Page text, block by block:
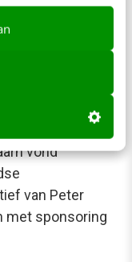
vond
van Peter
met sponsoring